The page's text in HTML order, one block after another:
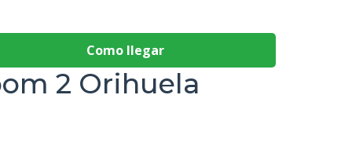
Como llegar
2 Orihuela